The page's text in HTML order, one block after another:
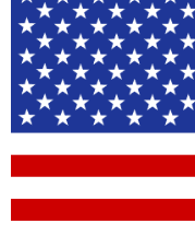
Bras
Bras
Cou